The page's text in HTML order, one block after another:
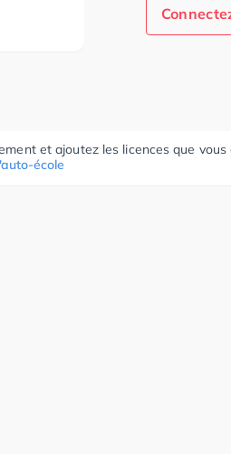
et ajoutez les licences que vous
école